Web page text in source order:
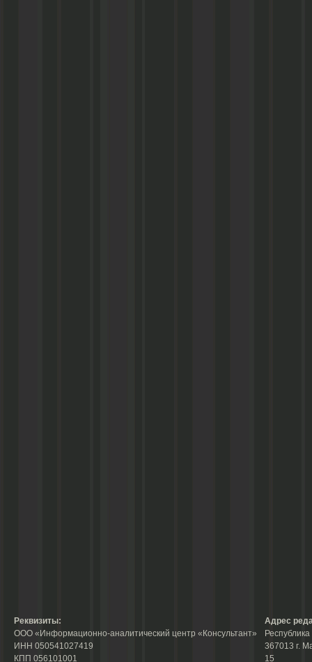
Реквизиты:
ООО «Информационно-аналитический центр «Консультант»
ИНН 050541027419
КПП 056101001
Адрес
367013 г.
15